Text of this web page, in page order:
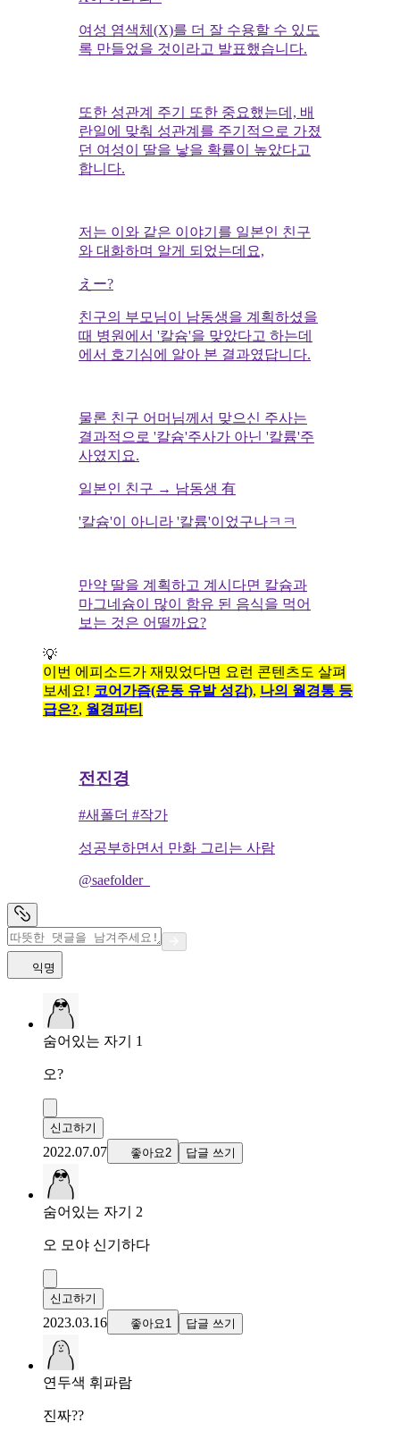
여성 염색체(X)를 더 잘 수용할 수 있도
록 만들었을 것이라고 발표했습니다.
또한 성관계 주기 또한 중요했는데, 배
란일에 맞춰 성관계를 주기적으로 가졌
던 여성이 딸을 낳을 확률이 높았다고
합니다.
저는 이와 같은 이야기를 일본인 친구
와 대화하며 알게 되었는데요,
えー?
친구의 부모님이 남동생을 계획하셨을
때 병원에서 '칼슘'을 맞았다고 하는데
에서 호기심에 알아 본 결과였답니다.
물론 친구 어머님께서 맞으신 주사는
결과적으로 '칼슘'주사가 아닌 '칼륨'주
사였지요.
일본인 친구 → 남동생 有
'칼슘'이 아니라 '칼륨'이었구나ㅋㅋ
만약 딸을 계획하고 계시다면 칼슘과
마그네슘이 많이 함유 된 음식을 먹어
보는 것은 어떨까요?
💡
이번 에피소드가 재밌었다면 요런 콘텐츠도 살펴
보세요! 코어가즘(운동 유발 성감), 나의 월경통 등
급은?, 월경파티
전진경
#새폴더 #작가
성공부하면서 만화 그리는 사람
@saefolder_
익명
숨어있는 자기 1
오?
신고하기
2022.07.07 좋아요2 답글 쓰기
숨어있는 자기 2
오 모야 신기하다
신고하기
2023.03.16 좋아요1 답글 쓰기
연두색 휘파람
진짜??